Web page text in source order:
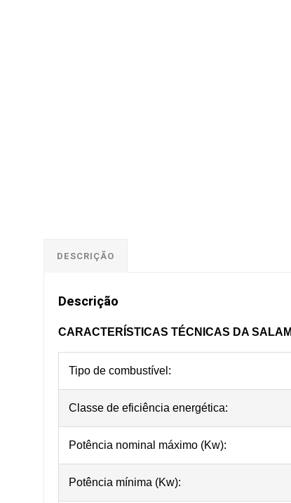
DESCRIÇÃO
Descrição
CARACTERÍSTICAS TÉCNICAS DA
Tipo de combustível:
Classe de eficiência energética:
Potência nominal máximo (Kw):
Potência mínima (Kw):